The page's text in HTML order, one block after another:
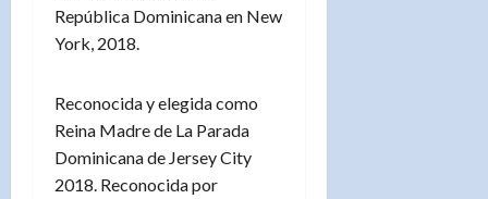
República Dominicana en New
York, 2018.
Reconocida y elegida como
Reina Madre de La Parada
Dominicana de Jersey City
2018. Reconocida por